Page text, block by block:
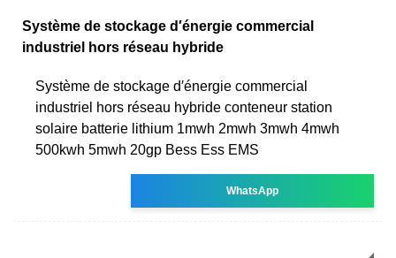
Système de stockage d′énergie commercial
industriel hors réseau hybride
Système de stockage d′énergie commercial
industriel hors réseau hybride conteneur station
solaire batterie lithium 1mwh 2mwh 3mwh 4mwh
500kwh 5mwh 20gp Bess Ess EMS
WhatsApp